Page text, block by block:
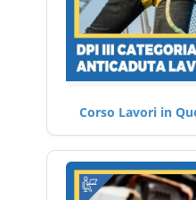
Corso Lavori in